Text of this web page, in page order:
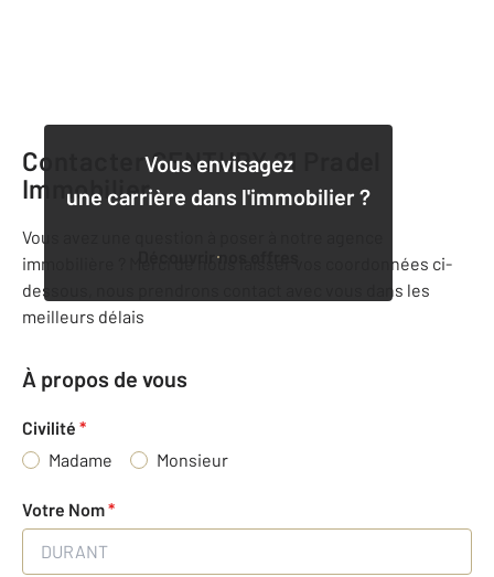
Vous envisagez
une carrière dans l'immobilier ?
Découvrir nos offres
Contacter CENTURY 21 Pradel
Immobilier
Vous avez une question à poser à notre agence
immobilière ? Merci de nous laisser vos coordonnées ci-
dessous, nous prendrons contact avec vous dans les
meilleurs délais
À propos de vous
Civilité *
Madame
Monsieur
Votre Nom*